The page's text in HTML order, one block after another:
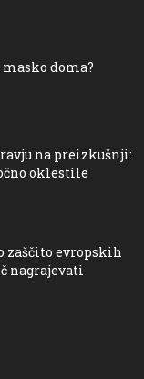
doma?
na preizkušnji:
oklestile
zaščito evropskih
nagrajevati